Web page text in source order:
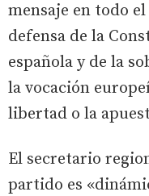
mensaje en todo
defensa de la
española y de la
la vocación
libertad o la
El secretario
partido es